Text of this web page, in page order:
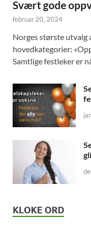
Svært gode
februar 20, 2024
Norges største utvalg
hovedkategorier:
Samtlige festleker er
KLOKE ORD